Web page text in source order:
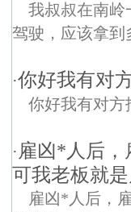
我叔叔在南岭
驾驶，应该拿到
·你好我有对
你好我有对方
· 雇凶*人后，
可我老板就
雇凶*人后，